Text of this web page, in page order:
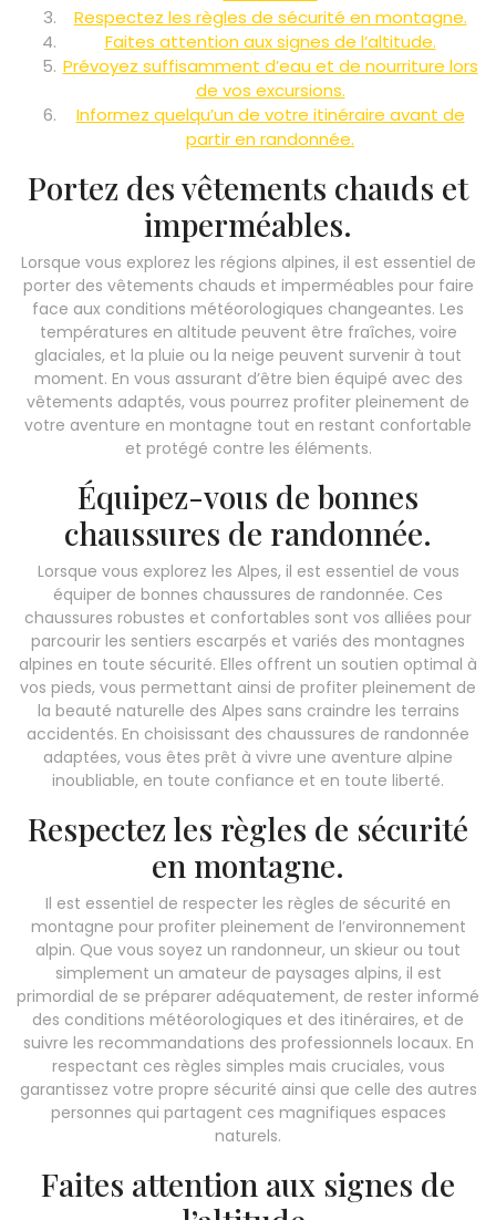
Respectez les règles de sécurité en montagne.
Faites attention aux signes de l’altitude.
Prévoyez suffisamment d’eau et de nourriture lors
de vos excursions.
Informez quelqu’un de votre itinéraire avant de
partir en randonnée.
Portez des vêtements chauds et
imperméables.
Lorsque vous explorez les régions alpines, il est essentiel de
porter des vêtements chauds et imperméables pour faire
face aux conditions météorologiques changeantes. Les
températures en altitude peuvent être fraîches, voire
glaciales, et la pluie ou la neige peuvent survenir à tout
moment. En vous assurant d’être bien équipé avec des
vêtements adaptés, vous pourrez profiter pleinement de
votre aventure en montagne tout en restant confortable
et protégé contre les éléments.
Équipez-vous de bonnes
chaussures de randonnée.
Lorsque vous explorez les Alpes, il est essentiel de vous
équiper de bonnes chaussures de randonnée. Ces
chaussures robustes et confortables sont vos alliées pour
parcourir les sentiers escarpés et variés des montagnes
alpines en toute sécurité. Elles offrent un soutien optimal à
vos pieds, vous permettant ainsi de profiter pleinement de
la beauté naturelle des Alpes sans craindre les terrains
accidentés. En choisissant des chaussures de randonnée
adaptées, vous êtes prêt à vivre une aventure alpine
inoubliable, en toute confiance et en toute liberté.
Respectez les règles de sécurité
en montagne.
Il est essentiel de respecter les règles de sécurité en
montagne pour profiter pleinement de l’environnement
alpin. Que vous soyez un randonneur, un skieur ou tout
simplement un amateur de paysages alpins, il est
primordial de se préparer adéquatement, de rester informé
des conditions météorologiques et des itinéraires, et de
suivre les recommandations des professionnels locaux. En
respectant ces règles simples mais cruciales, vous
garantissez votre propre sécurité ainsi que celle des autres
personnes qui partagent ces magnifiques espaces
naturels.
Faites attention aux signes de